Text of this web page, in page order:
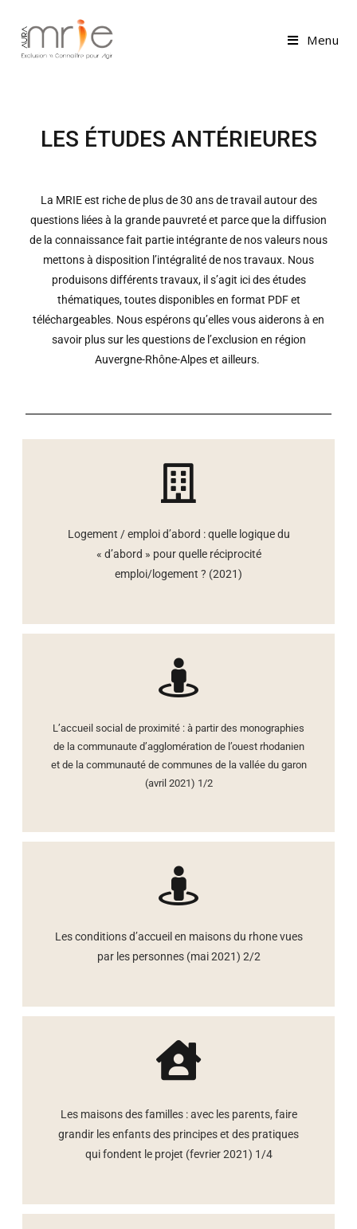
Menu
LES ÉTUDES ANTÉRIEURES
La MRIE est riche de plus de 30 ans de travail autour des
questions liées à la grande pauvreté et parce que la diffusion
de la connaissance fait partie intégrante de nos valeurs nous
mettons à disposition l’intégralité de nos travaux. Nous
produisons différents travaux, il s’agit ici des études
thématiques, toutes disponibles en format PDF et
téléchargeables. Nous espérons qu’elles vous aiderons à en
savoir plus sur les questions de l’exclusion en région
Auvergne-Rhône-Alpes et ailleurs.
Logement / emploi d’abord : quelle logique du
« d’abord » pour quelle réciprocité
emploi/logement ? (2021)
L’accueil social de proximité : à partir des monographies
de la communaute d’agglomération de l’ouest rhodanien
et de la communauté de communes de la vallée du garon
(avril 2021) 1/2
Les conditions d’accueil en maisons du rhone vues
par les personnes (mai 2021) 2/2
Les maisons des familles : avec les parents, faire
grandir les enfants des principes et des pratiques
qui fondent le projet (fevrier 2021) 1/4